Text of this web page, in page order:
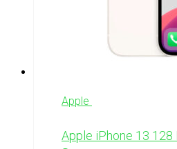
Apple
Apple iPhone 13